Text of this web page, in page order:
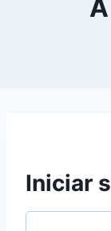
Iniciar